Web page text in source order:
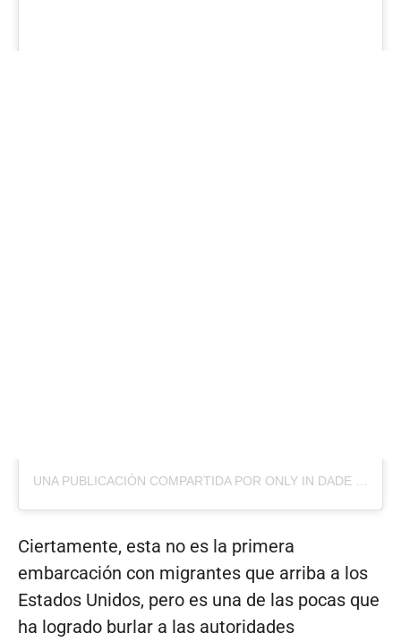
UNA PUBLICACIÓN COMPARTIDA POR ONLY IN DADE (@ONLYINDADE)
Ciertamente, esta no es la primera
embarcación con migrantes que arriba a los
Estados Unidos, pero es una de las pocas que
ha logrado burlar a las autoridades